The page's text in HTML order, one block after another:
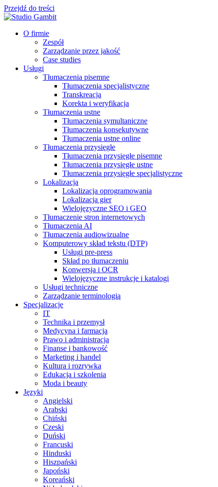
Przejdź do treści
O firmie
Zespół
Zarządzanie przez jakość
Case studies
Usługi
Tłumaczenia pisemne
Tłumaczenia specjalistyczne
Transkreacja
Korekta i weryfikacja
Tłumaczenia ustne
Tłumaczenia symultaniczne
Tłumaczenia konsekutywne
Tłumaczenia ustne online
Tłumaczenia przysięgłe
Tłumaczenia przysięgłe pisemne
Tłumaczenia przysięgłe ustne
Tłumaczenia przysięgłe specjalistyczne
Lokalizacja
Lokalizacja oprogramowania
Lokalizacja gier
Wielojęzyczne SEO i GEO
Tłumaczenie stron internetowych
Tłumaczenia AI
Tłumaczenia audiowizualne
Komputerowy skład tekstu (DTP)
Usługi pre-press
Skład po tłumaczeniu
Konwersja i OCR
Wielojęzyczne instrukcje i katalogi
Usługi techniczne
Zarządzanie terminologią
Specjalizacje
IT
Technika i przemysł
Medycyna i farmacja
Prawo i administracja
Finanse i bankowość
Marketing i handel
Kultura i rozrywka
Edukacja i szkolenia
Moda i beauty
Języki
Angielski
Arabski
Chiński
Czeski
Duński
Francuski
Hinduski
Hiszpański
Japoński
Koreański